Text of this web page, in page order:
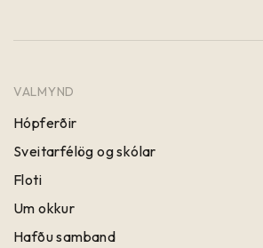
VALMYND
Hópferðir
Sveitarfélög og skólar
Floti
Um okkur
Hafðu samband